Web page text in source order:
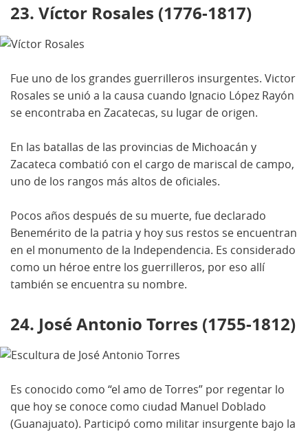
23. Víctor Rosales (1776-1817)
Fue uno de los grandes guerrilleros insurgentes. Victor
Rosales se unió a la causa cuando Ignacio López Rayón
se encontraba en Zacatecas, su lugar de origen.
En las batallas de las provincias de Michoacán y
Zacateca combatió con el cargo de mariscal de campo,
uno de los rangos más altos de oficiales.
Pocos años después de su muerte, fue declarado
Benemérito de la patria y hoy sus restos se encuentran
en el monumento de la Independencia. Es considerado
como un héroe entre los guerrilleros, por eso allí
también se encuentra su nombre.
24. José Antonio Torres (1755-1812)
Es conocido como “el amo de Torres” por regentar lo
que hoy se conoce como ciudad Manuel Doblado
(Guanajuato). Participó como militar insurgente bajo la